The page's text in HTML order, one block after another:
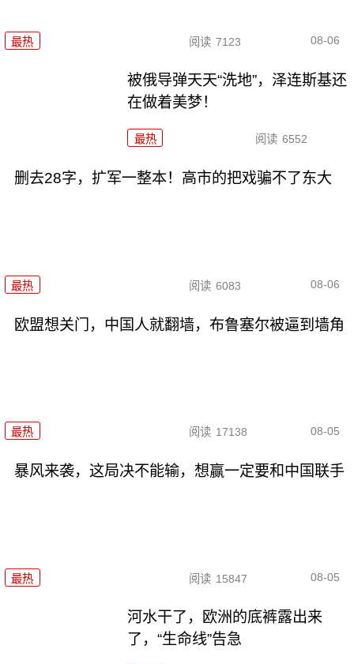
最热 阅读 7123 08-06
被俄导弹天天“洗地”，泽连斯基还
在做着美梦！
最热 阅读 6552
删去28字，扩军一整本！高市的把戏骗不了东大
最热 阅读 6083 08-06
欧盟想关门，中国人就翻墙，布鲁塞尔被逼到墙角
最热 阅读 17138 08-05
暴风来袭，这局决不能输，想赢一定要和中国联手
最热 阅读 15847 08-05
河水干了，欧洲的底裤露出来
了，“生命线”告急